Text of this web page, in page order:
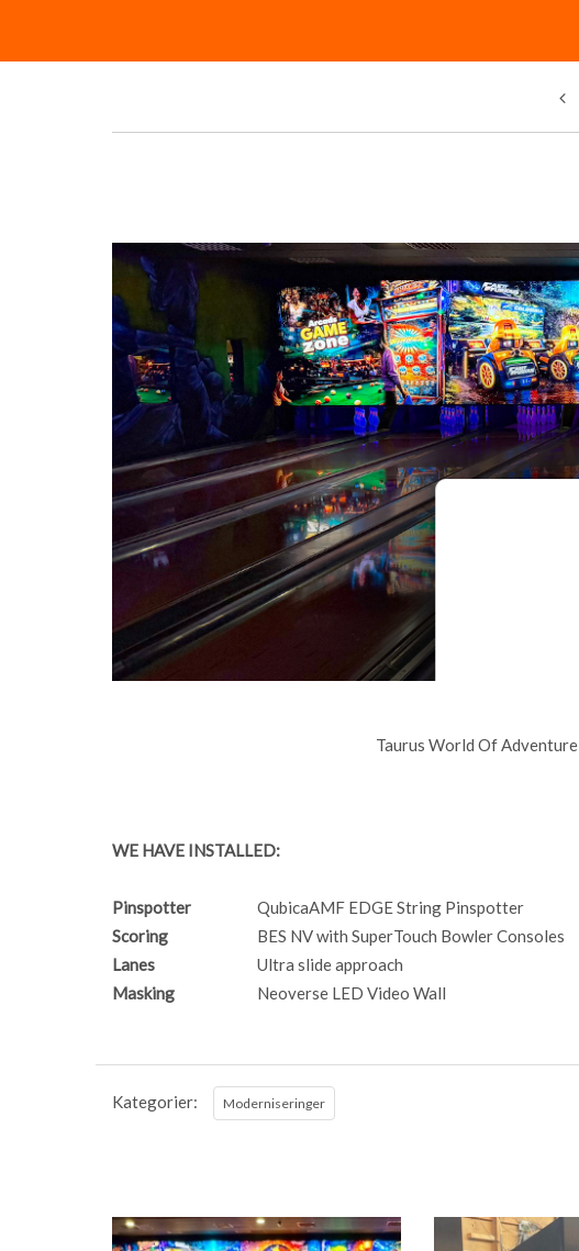
Taurus World Of Adventure
WE HAVE INSTALLED:
Pinspotter QubicaAMF EDGE String Pinspotter
Scoring
BES NV with SuperTouch Bowler Consoles
Lanes
Ultra slide approach
Masking
Neoverse LED Video Wall
Kategorier: Moderniseringer